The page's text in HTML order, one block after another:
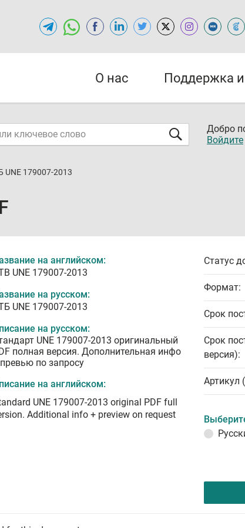
О нас Поддержка
Добро
Войдите
UNE 179007-2013
на английском:
UNE 179007-2013
на русском:
UNE 179007-2013
на русском:
UNE 179007-2013 оригинальный
полная версия. Дополнительная инфо
по запросу
на английском:
UNE 179007-2013 original PDF full
Additional info + preview on request
Статус
Формат:
Срок
Срок
версия):
Артикул